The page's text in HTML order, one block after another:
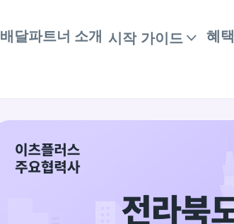
배달파트너 소개 시작 가이드 혜택